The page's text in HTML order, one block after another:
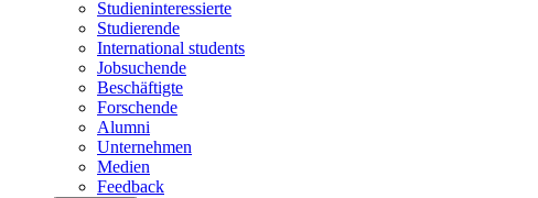
Studieninteressierte
Studierende
International students
Jobsuchende
Beschäftigte
Forschende
Alumni
Unternehmen
Medien
Feedback